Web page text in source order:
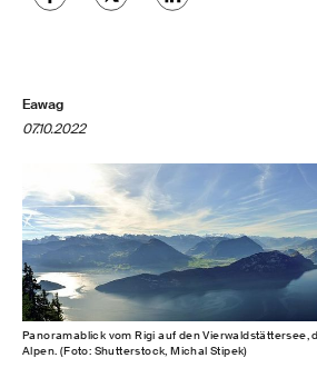
Eawag
07.10.2022
Panoramablick vom Rigi auf den Vierwaldstättersee,
Alpen. (Foto: Shutterstock, Michal Stipek)